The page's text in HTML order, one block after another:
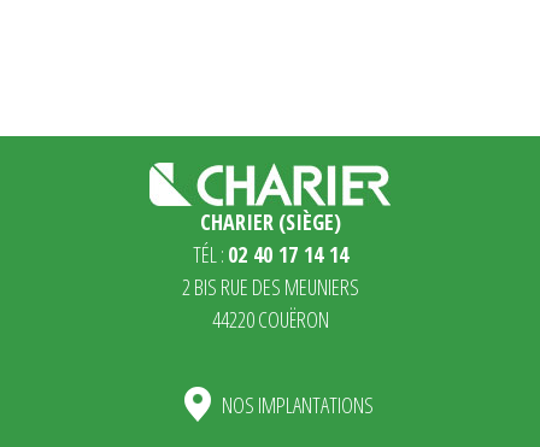
CHARIER (SIÈGE)
TÉL : 02 40 17 14 14
2 BIS RUE DES MEUNIERS
44220 COUËRON
NOS IMPLANTATIONS